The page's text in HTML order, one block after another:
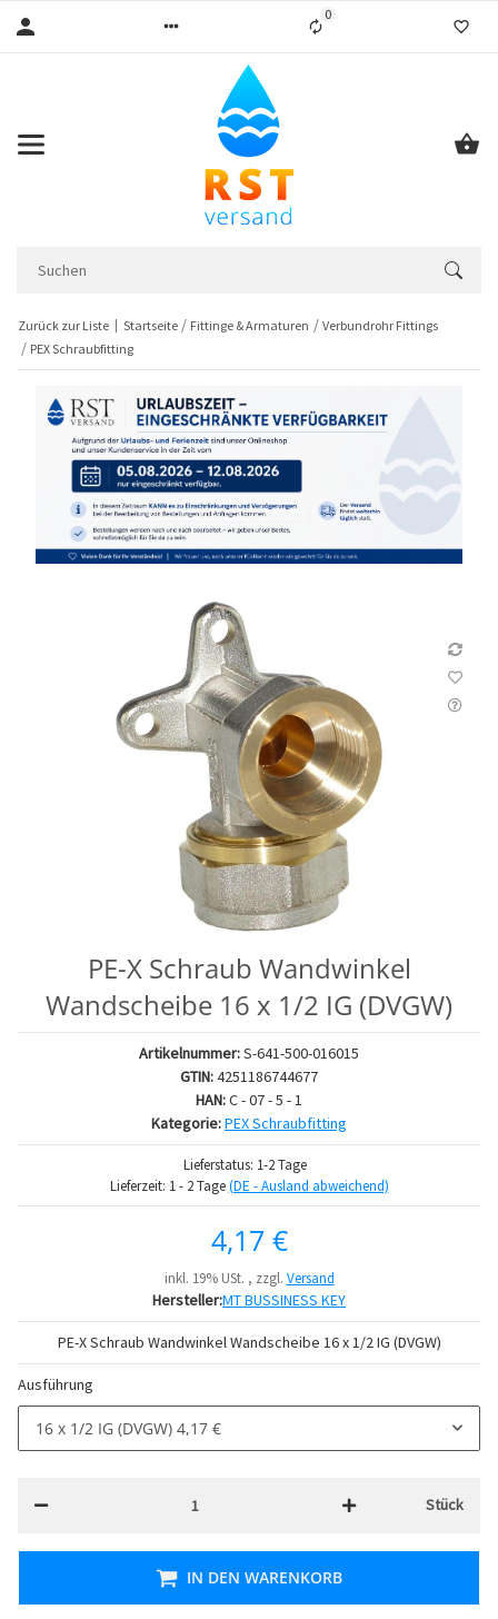
0Liste ist leer
Zurück zur Liste Startseite Fittinge & Armaturen
Verbundrohr Fittings
PEX Schraubfitting
PE-X Schraub Wandwinkel
Wandscheibe 16 x 1/2 IG (DVGW)
Artikelnummer:S-641-500-016015
GTIN:4251186744677
HAN:C - 07 - 5 - 1
Kategorie:PEX Schraubfitting
Lieferstatus: 1-2 Tage
Lieferzeit: 1 - 2 Tage(DE - Ausland abweichend)
4,17 €
inkl. 19% USt. , zzgl. Versand
Hersteller:MT BUSSINESS KEY
PE-X Schraub Wandwinkel Wandscheibe 16 x 1/2 IG (DVGW)
Ausführung
16 x 1/2 IG (DVGW) 4,17 €
Stück
IN DEN WARENKORB